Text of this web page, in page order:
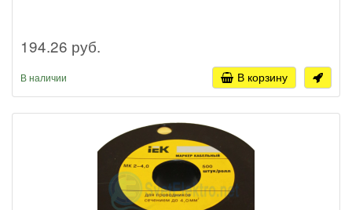
194.26 руб.
В наличии В корзину